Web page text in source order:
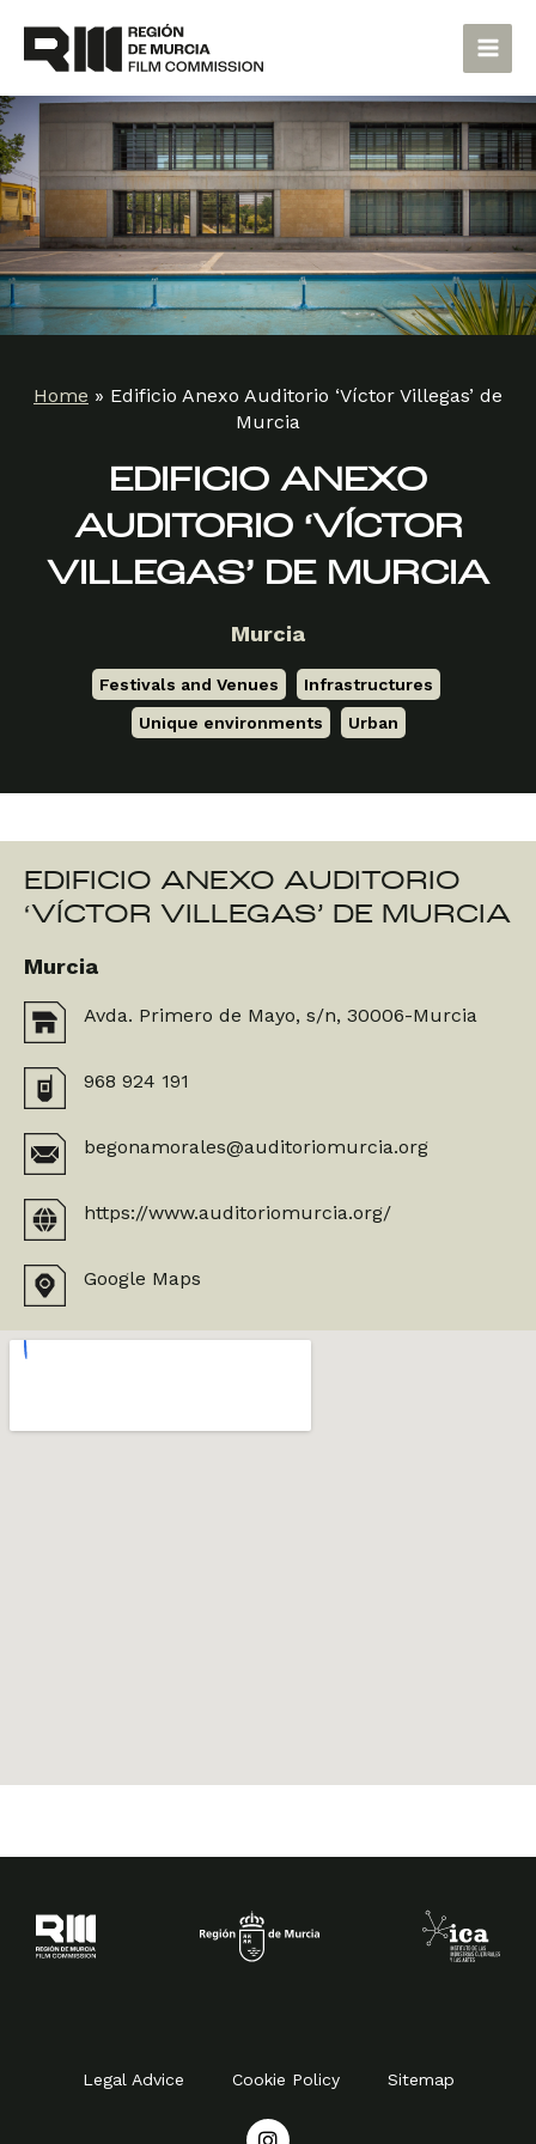
content
Main
Home » Edificio Anexo Auditorio ‘Víctor Villegas’ de
Murcia
EDIFICIO ANEXO
AUDITORIO ‘VÍCTOR
VILLEGAS’ DE MURCIA
Murcia
Festivals and Venues Infrastructures
Unique environments
Urban
EDIFICIO ANEXO AUDITORIO
‘VÍCTOR VILLEGAS’ DE MURCIA
Murcia
Avda. Primero de Mayo, s/n, 30006-Murcia
968 924 191
begonamorales@auditoriomurcia.org
https://www.auditoriomurcia.org/
Google Maps
Legal Advice Cookie Policy Sitemap
I